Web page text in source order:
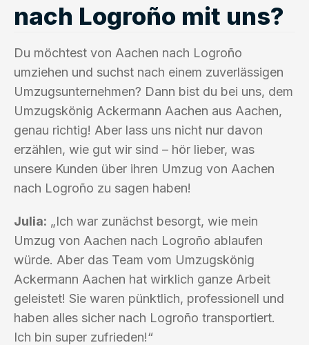
nach Logroño mit uns?
Du möchtest von Aachen nach Logroño
umziehen und suchst nach einem zuverlässigen
Umzugsunternehmen? Dann bist du bei uns, dem
Umzugskönig Ackermann Aachen aus Aachen,
genau richtig! Aber lass uns nicht nur davon
erzählen, wie gut wir sind – hör lieber, was
unsere Kunden über ihren Umzug von Aachen
nach Logroño zu sagen haben!
Julia: „Ich war zunächst besorgt, wie mein
Umzug von Aachen nach Logroño ablaufen
würde. Aber das Team vom Umzugskönig
Ackermann Aachen hat wirklich ganze Arbeit
geleistet! Sie waren pünktlich, professionell und
haben alles sicher nach Logroño transportiert.
Ich bin super zufrieden!“